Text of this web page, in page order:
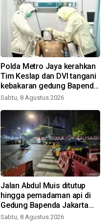
Polda Metro Jaya kerahkan
Tim Keslap dan DVI tangani
kebakaran gedung Bapenda
DKI
Sabtu, 8 Agustus 2026
Jalan Abdul Muis ditutup
hingga pemadaman api di
Gedung Bapenda Jakarta
selesai
Sabtu, 8 Agustus 2026